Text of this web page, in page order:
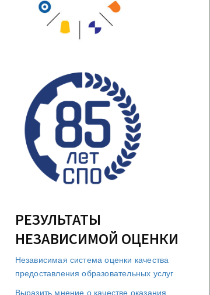
РЕЗУЛЬТАТЫ
НЕЗАВИСИМОЙ ОЦЕНКИ
Независимая система оценки качества
предоставления образовательных услуг
Выразить мнение о качестве оказания